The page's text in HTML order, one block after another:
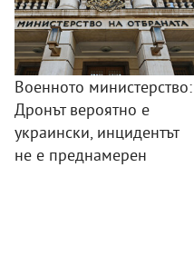
Военното министерство:
Дронът вероятно е
украински, инцидентът
не е преднамерен